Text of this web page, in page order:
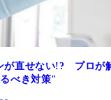
が直せない!? プロが
べき対策"